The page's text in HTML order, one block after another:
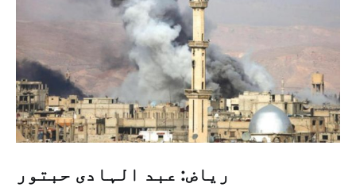
ریاض: عبد الہادی حبتور